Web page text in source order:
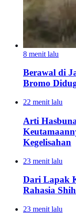
8 menit lalu
Berawal di
Bromo
22 menit lalu
Arti
Kegelisahan
23 menit lalu
Dari Lapak
Rahasia
23 menit lalu